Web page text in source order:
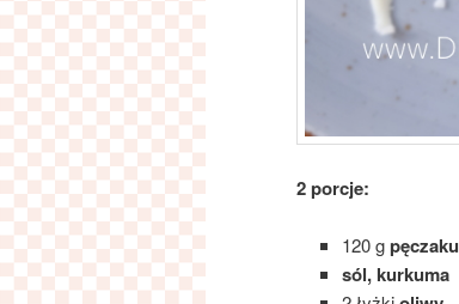
2 porcje:
120 gpęczaku
sól, kurkuma